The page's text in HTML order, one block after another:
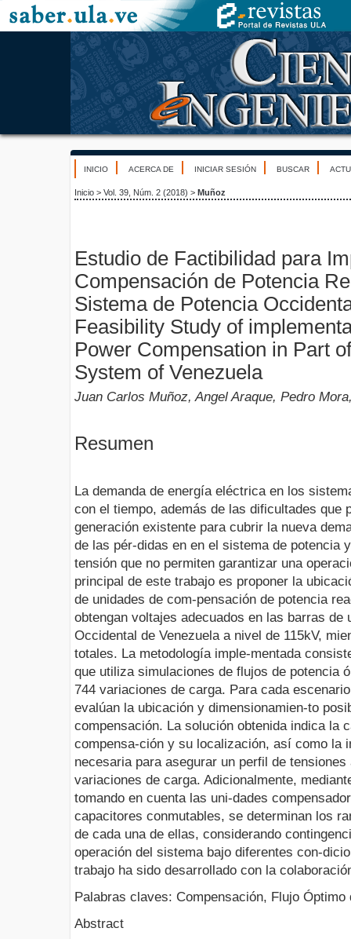
INICIO ACERCA DE INICIAR SESIÓN BUSCAR
Inicio > Vol. 39, Núm. 2 (2018) > Muñoz
Estudio de Factibilidad para
Compensación de Potencia
Sistema de Potencia
Feasibility Study of
Power Compensation in Part
System of Venezuela
Juan Carlos Muñoz, Angel Araque, Pedro
Resumen
La demanda de energía eléctrica en los
con el tiempo, además de las dificultades que
generación existente para cubrir la nueva
de las pér-didas en en el sistema de potencia
tensión que no permiten garantizar una
principal de este trabajo es proponer la
de unidades de com-pensación de potencia
obtengan voltajes adecuados en las barras de
Occidental de Venezuela a nivel de 115kV,
totales. La metodología imple-mentada
que utiliza simulaciones de flujos de potencia
744 variaciones de carga. Para cada
evalúan la ubicación y dimensionamien-to
compensación. La solución obtenida indica la
compensa-ción y su localización, así como la
necesaria para asegurar un perfil de
variaciones de carga. Adicionalmente,
tomando en cuenta las uni-dades
capacitores conmutables, se determinan los
de cada una de ellas, considerando
operación del sistema bajo diferentes con-
trabajo ha sido desarrollado con la
Palabras claves: Compensación, Flujo Óptimo
Abstract